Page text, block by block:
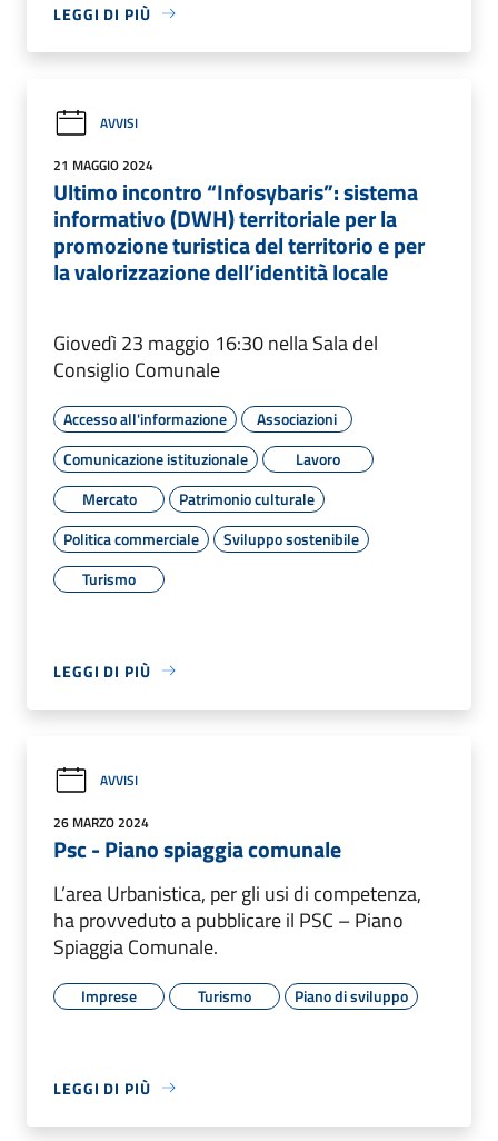
LEGGI DI PIÙ
AVVISI
21 MAGGIO 2024
Ultimo incontro “Infosybaris”: sistema
informativo (DWH) territoriale per la
promozione turistica del territorio e per
la valorizzazione dell’identità locale
Giovedì 23 maggio 16:30 nella Sala del
Consiglio Comunale
Accesso all'informazione
Associazioni
Comunicazione istituzionale
Lavoro
Mercato
Patrimonio culturale
Politica commerciale
Sviluppo sostenibile
Turismo
LEGGI DI PIÙ
AVVISI
26 MARZO 2024
Psc - Piano spiaggia comunale
L’area Urbanistica, per gli usi di competenza,
ha provveduto a pubblicare il PSC – Piano
Spiaggia Comunale.
Imprese Turismo Piano di sviluppo
LEGGI DI PIÙ